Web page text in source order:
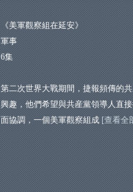
《美軍觀察組在延安》
軍事
6集
第二次世界大戰期間，捷報頻傳的
興趣，他們希望與共産黨領導人直
面協調，一個美軍觀察組成 [查看全